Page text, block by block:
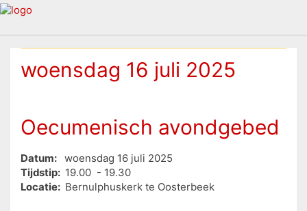
woensdag 16 juli 2025
Oecumenisch avondgebed
Datum:
woensdag 16 juli 2025
Tijdstip: 19.00 - 19.30
Locatie: Bernulphuskerk te Oosterbeek